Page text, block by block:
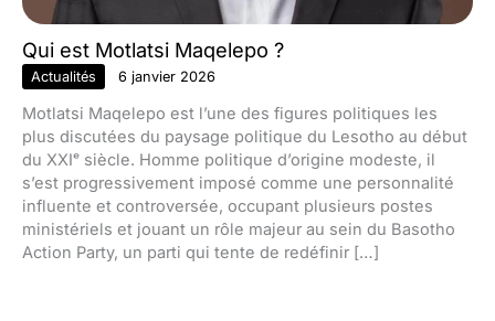
Qui est Motlatsi Maqelepo ?
Actualités 6 janvier 2026
Motlatsi Maqelepo est l’une des figures politiques les
plus discutées du paysage politique du Lesotho au début
du XXIᵉ siècle. Homme politique d’origine modeste, il
s’est progressivement imposé comme une personnalité
influente et controversée, occupant plusieurs postes
ministériels et jouant un rôle majeur au sein du Basotho
Action Party, un parti qui tente de redéfinir […]